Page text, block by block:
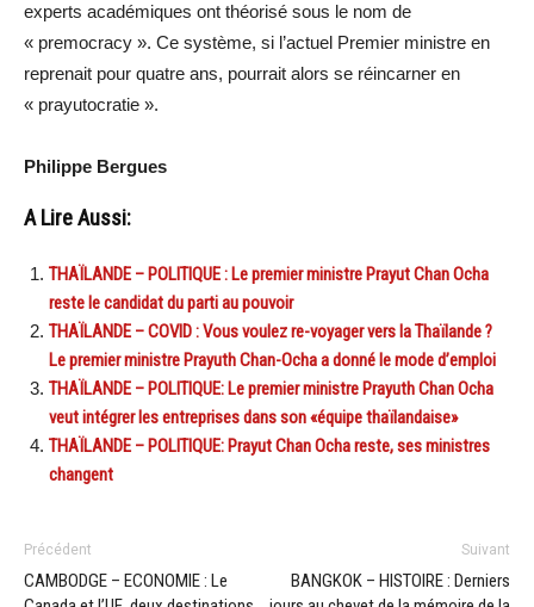
experts académiques ont théorisé sous le nom de
« premocracy ». Ce système, si l’actuel Premier ministre en
reprenait pour quatre ans, pourrait alors se réincarner en
« prayutocratie ».
Philippe Bergues
A Lire Aussi:
THAÏLANDE – POLITIQUE : Le premier ministre Prayut Chan Ocha
reste le candidat du parti au pouvoir
THAÏLANDE – COVID : Vous voulez re-voyager vers la Thaïlande ?
Le premier ministre Prayuth Chan-Ocha a donné le mode d’emploi
THAÏLANDE – POLITIQUE: Le premier ministre Prayuth Chan Ocha
veut intégrer les entreprises dans son «équipe thaïlandaise»
THAÏLANDE – POLITIQUE: Prayut Chan Ocha reste, ses ministres
changent
Précédent
CAMBODGE – ECONOMIE : Le
Suivant
BANGKOK – HISTOIRE : Derniers